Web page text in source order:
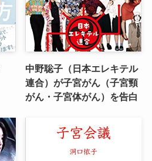
中野聡子（日本エレキテル
連合）が子宮がん（子宮頸
がん・子宮体がん）を告白